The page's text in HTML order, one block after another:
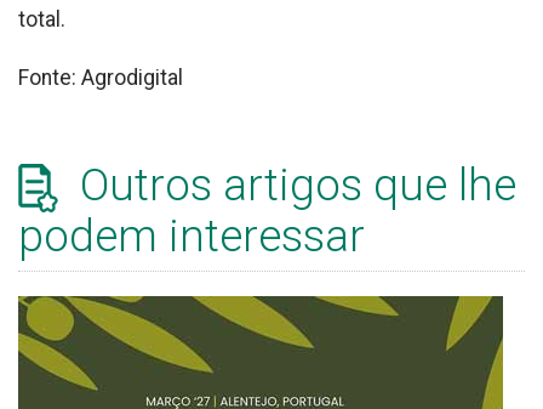
total.
Fonte: Agrodigital
Outros artigos que lhe
podem interessar